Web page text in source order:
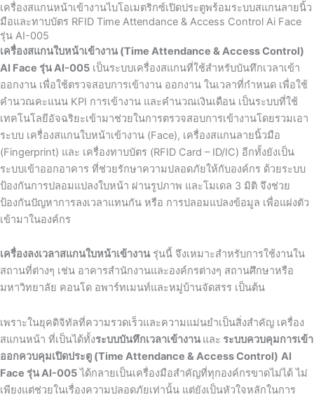
เครื่องสแกนหน้าเข้างานไบโอเมตริกซ์เปิดประตูพร้อมระบบสแกนลายนิ้ว
มือและทาบบัตร RFID Time Attendance & Access Control Ai Face
รุ่น AI-005
เครื่องสแกนใบหน้าเข้างาน (Time Attendance & Access Control)
AI Face รุ่น AI-005 เป็นระบบเครื่องสแกนที่ใช้สำหรับบันทึกเวลาเข้า
ออกงาน เพื่อใช้ตรวจสอบการเข้างาน ออกงาน ในเวลาที่กำหนด เพื่อใช้
คำนวณคะแนน KPI การเข้างาน และคำนวณเงินเดือน เป็นระบบที่ใช้
เทคโนโลยีอัจฉริยะเข้ามาช่วยในการตรวจสอบการเข้างานโดยรวมเอา
ระบบ เครื่องสแกนใบหน้าเข้างาน (Face), เครื่องสแกนลายนิ้วมือ
(Fingerprint) และ เครื่องทาบบัตร (RFID Card – ID/IC) อีกทั้งยังเป็น
ระบบเข้าออกอาคาร ที่ช่วยรักษาความปลอดภัยให้กับองค์กร ด้วยระบบ
ป้องกันการปลอมแปลงใบหน้า ผ่านรูปภาพ และโมเดล 3 มิติ จึงช่วย
ป้องกันปัญหาการลงเวลาแทนกัน หรือ การปลอมแปลงข้อมูล เพื่อแฝงตัว
เข้ามาในองค์กร
เครื่องลงเวลาสแกนใบหน้าเข้างาน รุ่นนี้ จึงเหมาะสำหรับการใช้งานใน
สถานที่ต่างๆ เช่น อาคารสำนักงานและองค์กรต่างๆ สถานศึกษาหรือ
มหาวิทยาลัย คอนโด อพาร์ทเมนท์และหมู่บ้านจัดสรร เป็นต้น
เพราะในยุคดิจิทัลที่ความรวดเร็วและความแม่นยำเป็นสิ่งสำคัญ เครื่อง
สแกนหน้า ที่เป็นได้ทั้งระบบบันทึกเวลาเข้างาน และ ระบบควบคุมการเข้า
ออกควบคุมเปิดประตู (Time Attendance & Access Control) AI
Face รุ่น AI-005ได้กลายเป็นเครื่องมือสำคัญที่ทุกองค์กรขาดไม่ได้ ไม่
เพียงแต่ช่วยในเรื่องความปลอดภัยเท่านั้น แต่ยังเป็นหัวใจหลักในการ